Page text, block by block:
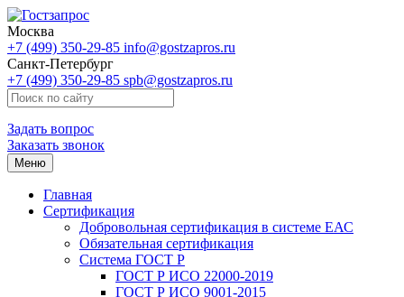
Москва
+7 (499) 350-29-85 info@gostzapros.ru
Санкт-Петербург
+7 (499) 350-29-85 spb@gostzapros.ru
Задать вопрос
Заказать звонок
Меню
Главная
Сертификация
Добровольная сертификация в системе ЕАС
Обязательная сертификация
Система ГОСТ Р
ГОСТ Р ИСО 22000-2019
ГОСТ Р ИСО 9001-2015